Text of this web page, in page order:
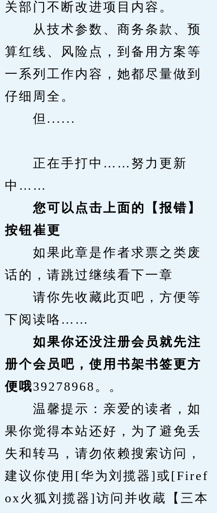
关部门不断改进项目内容。
从技术参数、商务条款、预
算红线、风险点，到备用方案等
一系列工作内容，她都尽量做到
仔细周全。
但......
正在手打中……努力更新
中……
您可以点击上面的【报错】
按钮崔更
如果此章是作者求票之类废
话的，请跳过继续看下一章
请你先收藏此页吧，方便等
下阅读咯……
如果你还没注册会员就先注
册个会员吧，使用书架书签更方
便哦39278968。。
温馨提示：亲爱的读者，如
果你觉得本站还好，为了避免丢
失和转马，请勿依赖搜索访问，
建议你使用[华为刘揽器]或[Firef
ox火狐刘揽器]访问并收蔵【三本